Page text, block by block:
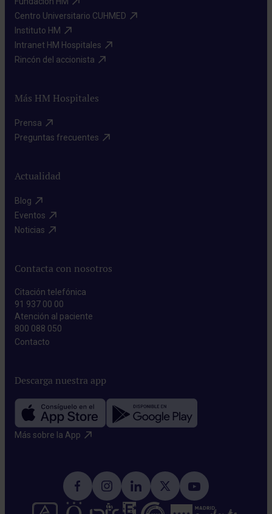
Centro Universitario CUHMED​
Instituto HM​
Intranet HM Hospitales​
Rincón del accionista​
Más HM Hospitales
Prensa​
Preguntas frecuentes​
Actualidad
Blog​
Eventos​
Noticias​
Contacta con nosotros
Citación telefónica
91 937 00 00
Atención al paciente
800 088 050
Contacto​
Descarga nuestra app
Más sobre la App​